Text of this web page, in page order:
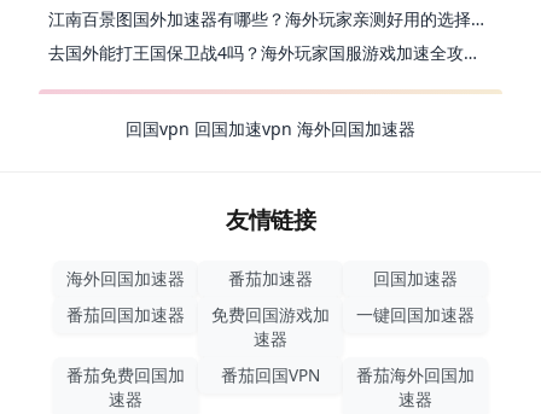
江南百景图国外加速器有哪些？海外玩家亲测好用的选择与避坑指南
去国外能打王国保卫战4吗？海外玩家国服游戏加速全攻略（附公主连结幻想江湖实测）
回国vpn 回国加速vpn 海外回国加速器
友情链接
海外回国加速器 番茄加速器
回国加速器
番茄回国加速器
免费回国游戏加
速器
一键回国加速器
番茄免费回国加
速器
番茄回国VPN
番茄海外回国加
速器